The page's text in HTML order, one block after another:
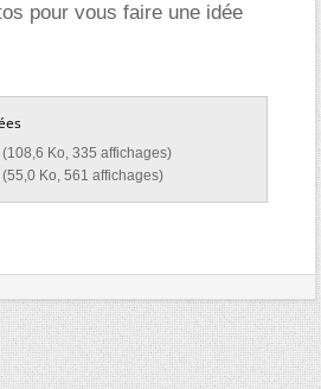
pour vous faire une idée
(108,6 Ko, 335 affichages)
(55,0 Ko, 561 affichages)